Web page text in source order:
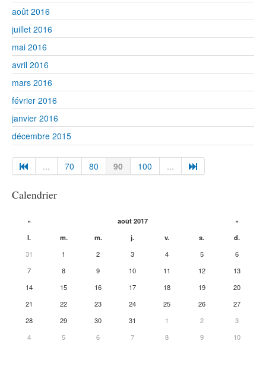
août 2016
juillet 2016
mai 2016
avril 2016
mars 2016
février 2016
janvier 2016
décembre 2015
... 70 80 90 100 ...
Calendrier
« août 2017
»
l.
m. m. j. v. s.
d.
31
1 2 3 4 5
6
7
8 9 10 11 12
13
14
15 16 17 18 19
20
21
22 23 24 25 26
27
28
29 30 31 1 2
3
4
5 6 7 8 9 10